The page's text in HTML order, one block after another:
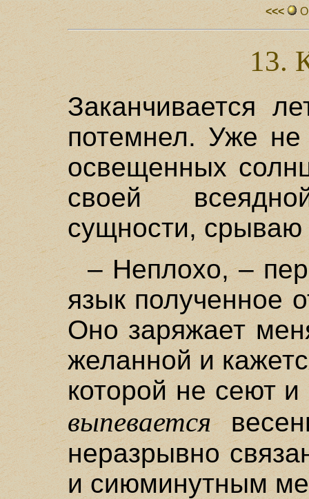
<<<
13.
Заканчивается
потемнел. Уже не
освещенных
своей
сущности, срываю
– Неплохо, –
язык полученное
Оно заряжает
желанной и
которой не сеют
выпевается
неразрывно
и сиюминутным